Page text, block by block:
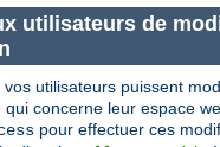
utilisateurs de
utilisateurs puissent
concerne leur espace
pour effectuer ces